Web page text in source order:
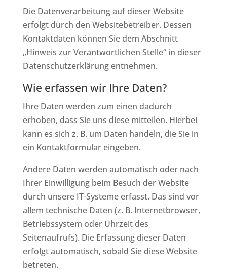
Die Datenverarbeitung auf dieser Website
erfolgt durch den Websitebetreiber. Dessen
Kontaktdaten können Sie dem Abschnitt
„Hinweis zur Verantwortlichen Stelle“ in dieser
Datenschutzerklärung entnehmen.
Wie erfassen wir Ihre Daten?
Ihre Daten werden zum einen dadurch
erhoben, dass Sie uns diese mitteilen. Hierbei
kann es sich z. B. um Daten handeln, die Sie in
ein Kontaktformular eingeben.
Andere Daten werden automatisch oder nach
Ihrer Einwilligung beim Besuch der Website
durch unsere IT-Systeme erfasst. Das sind vor
allem technische Daten (z. B. Internetbrowser,
Betriebssystem oder Uhrzeit des
Seitenaufrufs). Die Erfassung dieser Daten
erfolgt automatisch, sobald Sie diese Website
betreten.